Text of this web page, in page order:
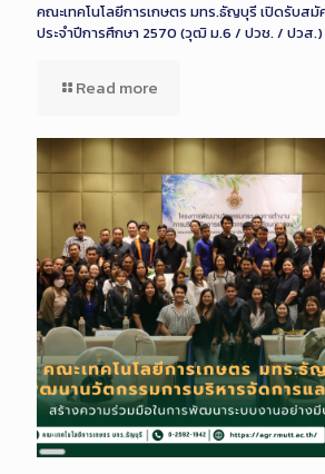
คณะเทคโนโลยีการเกษตร มทร.ธัญบุรี เปิดรับส
ประจำปีการศึกษา 2570 (วุฒิ ม.6 / ปวช. / ปวส.)
Read more
Long